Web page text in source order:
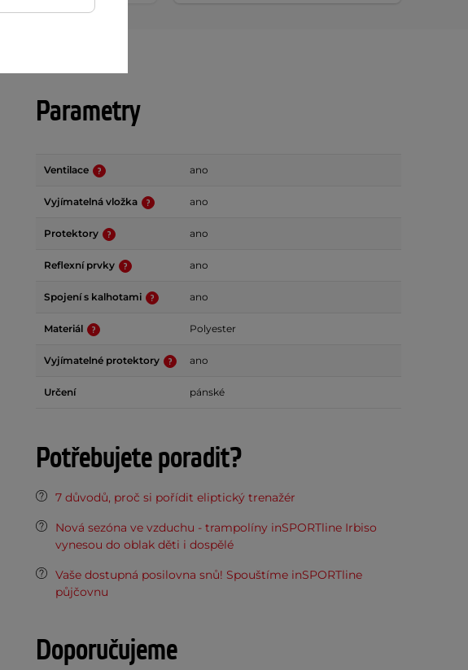
Parametry
Ventilace ano
Vyjímatelná vložka ano
Protektory ano
Reflexní prvky ano
Spojení s kalhotami ano
Materiál Polyester
Vyjímatelné protektory ano
Určení pánské
Potřebujete poradit?
7 důvodů, proč si pořídit eliptický trenažér
Nová sezóna ve vzduchu - trampolíny inSPORTline Irbiso
vynesou do oblak děti i dospělé
Vaše dostupná posilovna snů! Spouštíme inSPORTline
půjčovnu
Doporučujeme